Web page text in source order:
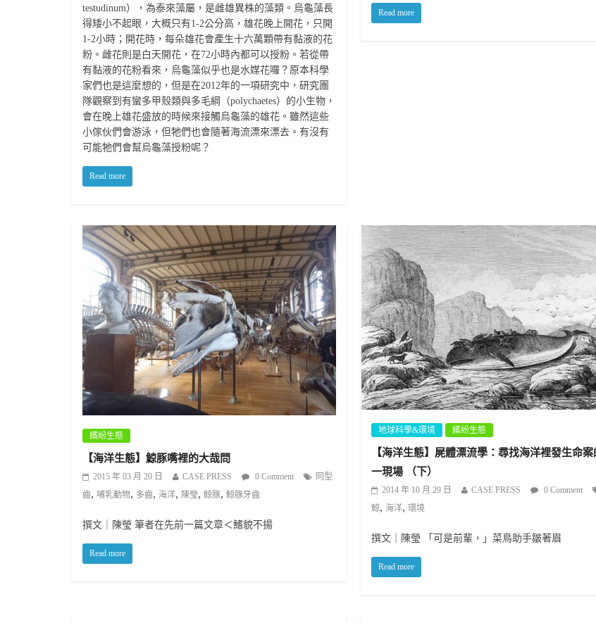
testudinum），為泰來藻屬，是雌雄異株的藻類。烏龜藻長
得矮小不起眼，大概只有1-2公分高，雄花晚上開花，只開
1-2小時；開花時，每朵雄花會產生十六萬顆帶有黏液的花
粉。雌花則是白天開花，在72小時內都可以授粉。若從帶
有黏液的花粉看來，烏龜藻似乎也是水媒花囉？原本科學
家們也是這麼想的，但是在2012年的一項研究中，研究團
隊觀察到有蠻多甲殼類與多毛綱（polychaetes）的小生物，
會在晚上雄花盛放的時候來接觸烏龜藻的雄花。雖然這些
小傢伙們會游泳，但牠們也會隨著海流漂來漂去。有沒有
可能牠們會幫烏龜藻授粉呢？
Read more
Read more
繽紛生態
【海洋生態】鯨豚嘴裡的大哉問
2015 年 03 月 20 日 CASE PRESS 0 Comment
同型
齒, 哺乳動物, 多齒, 海洋, 陳瑩, 鯨豚, 鯨豚牙齒
撰文｜陳瑩 筆者在先前一篇文章＜鰭貌不揚
Read more
地球科學&環境 繽紛生態
【海洋生態】屍體漂流學：尋找海洋裡發生命案
一現場 （下）
2014 年 10 月 29 日 CASE PRESS 0 Comment
鯨, 海洋,環境
撰文｜陳瑩 「可是前輩，」菜鳥助手皺著眉
Read more